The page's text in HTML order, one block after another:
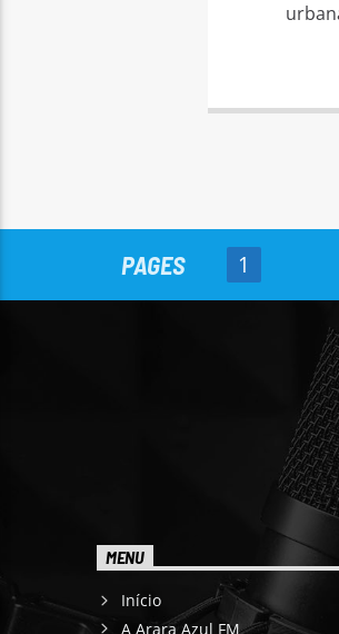
PAGES 1
MENU
Início
A Arara Azul FM